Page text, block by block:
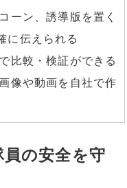
ーン、誘導版を置く
に伝えられる
比較・検証ができる
像や動画を自社で作
の安全を守